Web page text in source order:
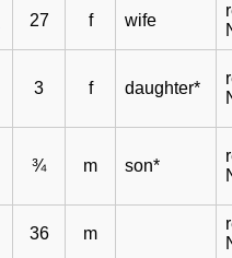
27 f wife
3 f daughter*
¾ m son*
36 m